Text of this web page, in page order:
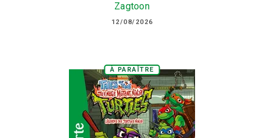
Zagtoon
12/08/2026
À PARAÎTRE